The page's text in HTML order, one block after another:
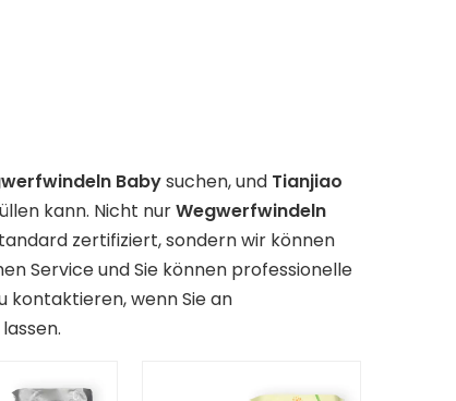
Babysuchen, und Tianjiao
kann. Nicht nurWegwerfwindeln
zertifiziert, sondern wir können
Service und Sie können professionelle
kontaktieren, wenn Sie an